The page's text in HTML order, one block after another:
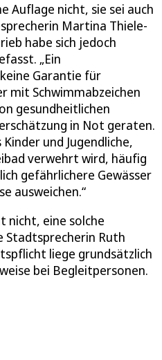
Auflage nicht, sie sei auch
Martina Thiele-
habe sich jedoch
„Ein
Garantie für
mit Schwimmabzeichen
gesundheitlichen
in Not geraten.
und Jugendliche,
verwehrt wird, häufig
gefährlichere Gewässer
ausweichen.“
nicht, eine solche
Stadtsprecherin Ruth
liege grundsätzlich
bei Begleitpersonen.